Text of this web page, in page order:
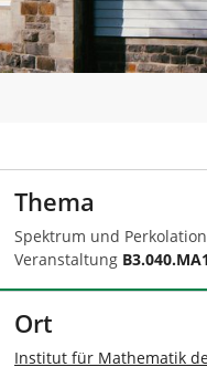
Thema
Spektrum und
Veranstaltung B3.040.MA1
Ort
Institut für Mathematik